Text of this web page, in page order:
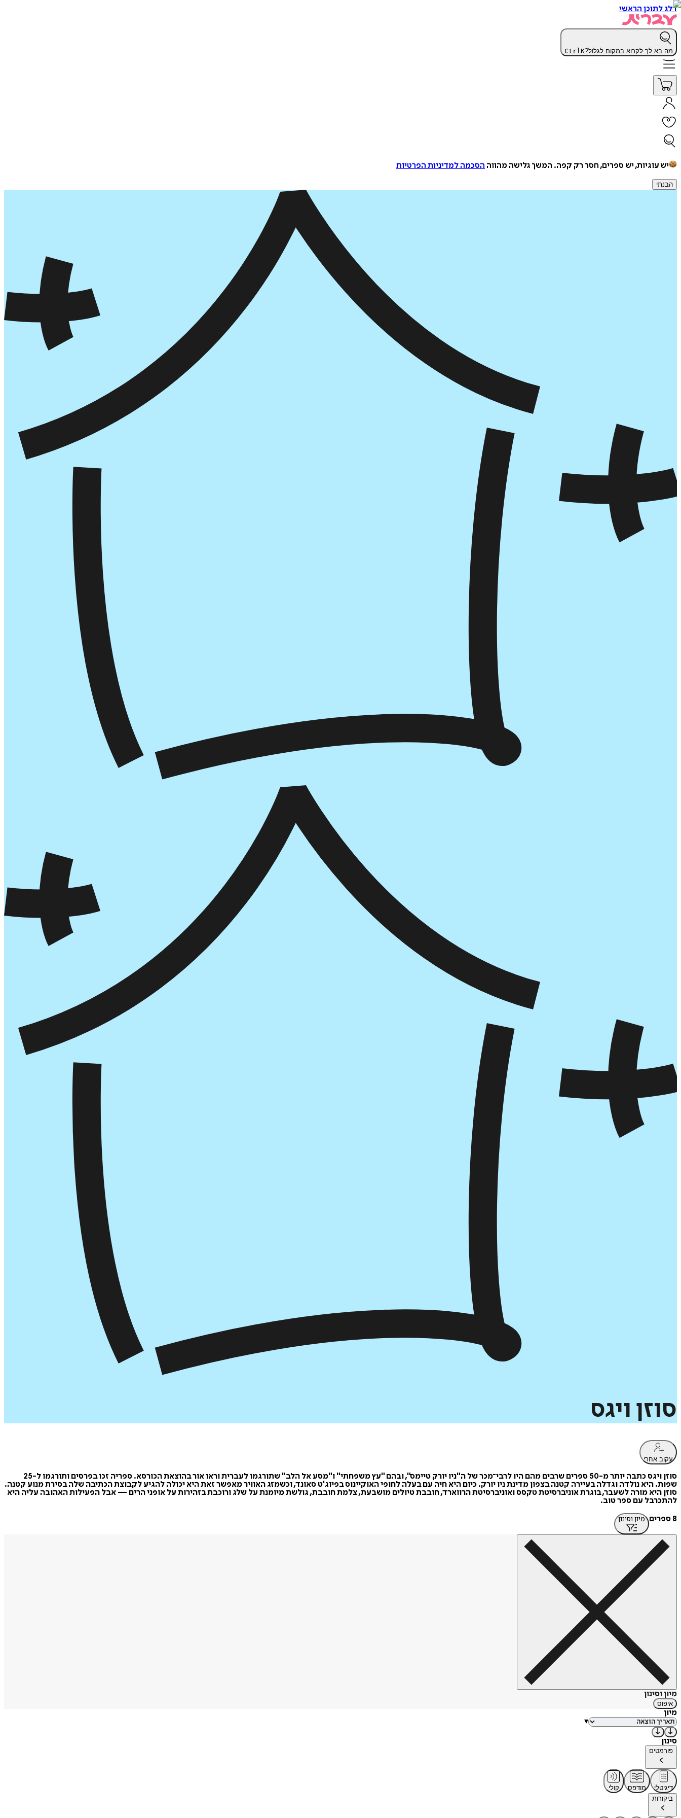
דלג לתוכן הראשי
מה בא לך לקרוא במקום לגלול? CtrlK
יש עוגיות, יש ספרים, חסר רק קפה. המשך גלישה מהווה הסכמה למדיניות הפרטיות
הבנתי
סוזן ויגס
עקוב אחרי
סוזן ויגס כתבה יותר מ-50 ספרים שרבים מהם היו לרבי־מכר של ה"ניו יורק טיימס", ובהם "עץ משפחתי" ו"מסע אל הלב" שתורגמו לעברית וראו אור בהוצאת הכורסא. ספריה זכו בפרסים ותורגמו ל-25
שפות. היא נולדה וגדלה בעיירה קטנה בצפון מדינת ניו יורק. כיום היא חיה עם בעלה לחופי האוקיינוס בפיוג'ט סאונד, וכשמזג האוויר מאפשר זאת היא יכולה להגיע לקבוצת הכתיבה שלה בסירת מנוע קטנה.
סוזן היא מורה לשעבר, בוגרת אוניברסיטת טקסס ואוניברסיטת הרווארד, חובבת טיולים מושבעת, צלמת חובבת, גולשת מיומנת על שלג ורוכבת בזהירות על אופני הרים — אבל הפעילות האהובה עליה היא
להתכרבל עם ספר טוב.
8 ספרים
מיון וסינון
מיון וסינון
איפוס
מיון
▾
סינון
פורמטים
דיגיטלי מודפס
קולי
ביקורות